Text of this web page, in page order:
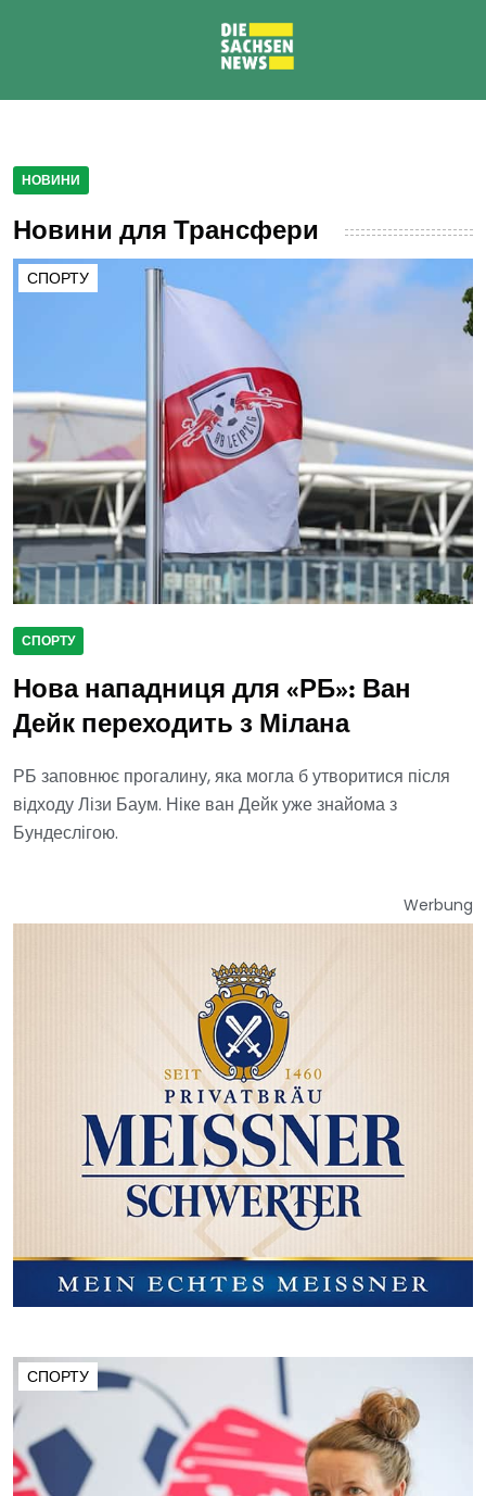
НОВИНИ
Новини для Трансфери
СПОРТУ
СПОРТУ
Нова нападниця для «РБ»: Ван
Дейк переходить з Мілана
РБ заповнює прогалину, яка могла б утворитися після
відходу Лізи Баум. Ніке ван Дейк уже знайома з
Бундеслігою.
Werbung
СПОРТУ